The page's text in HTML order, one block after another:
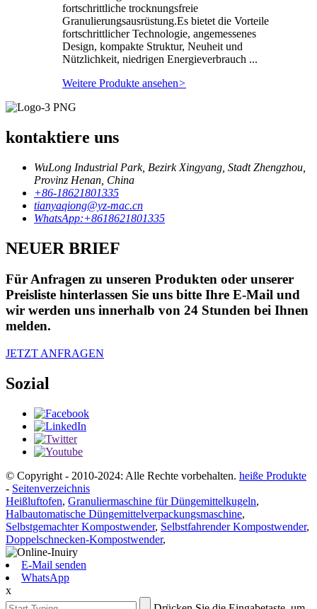
fortschrittliche trocknungsfreie
Granulierungsausrüstung.Es bietet die Vorteile
fortschrittlicher Technologie, angemessenes
Design, kompakte Struktur, Neuheit und
Nützlichkeit, niedrigen Energieverbrauch ...
Weitere Produkte ansehen>
kontaktiere uns
WuLong Industrial Park, Bezirk Xingyang, Stadt Zhengzhou,
Provinz Henan, China
+86-18621801335
tianyaqiong@yz-mac.cn
WhatsApp:+8618621801335
NEUER BRIEF
Für Anfragen zu unseren Produkten oder unserer
Preisliste hinterlassen Sie uns bitte Ihre E-Mail und
wir werden uns innerhalb von 24 Stunden bei Ihnen
melden.
JETZT ANFRAGEN
Sozial
© Copyright - 2010-2024: Alle Rechte vorbehalten. heiße Produkte
- Seitenverzeichnis
Heißluftofen, Granuliermaschine für Düngemittelkugeln,
Halbautomatische Düngemittelverpackungsmaschine,
Selbstgemachter Kompostwender, Selbstfahrender Kompostwender,
Doppelschnecken-Kompostwender,
E-Mail senden
WhatsApp
x